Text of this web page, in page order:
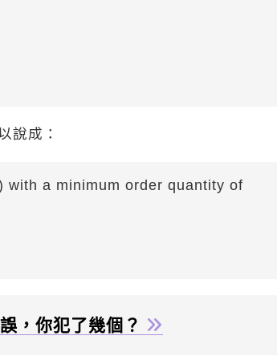
說成：
a minimum order quantity of
，你犯了幾個？